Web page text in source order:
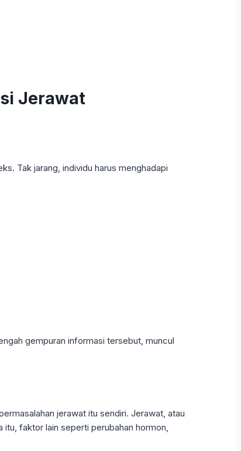
Jerawat
Tak jarang, individu harus menghadapi
gempuran informasi tersebut, muncul
jerawat itu sendiri. Jerawat, atau
faktor lain seperti perubahan hormon,